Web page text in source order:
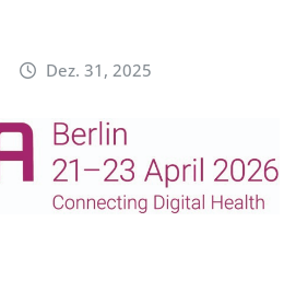
Dez. 31, 2025